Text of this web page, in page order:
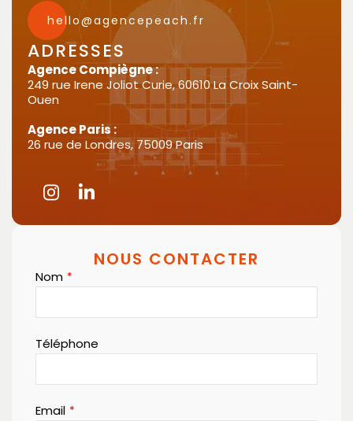
hello@agencepeach.fr
ADRESSES
Agence Compiègne :
249 rue Irene Joliot Curie, 60610 La Croix Saint-
Ouen
Agence Paris :
26 rue de Londres, 75009 Paris
NOUS CONTACTER
Nom *
Téléphone
Email *